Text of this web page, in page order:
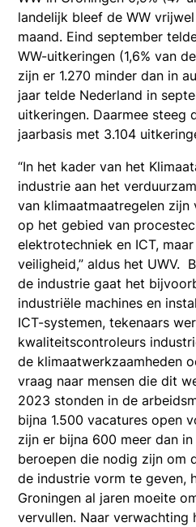
landelijk bleef de WW
maand. Eind september
WW-uitkeringen (1,6% van
zijn er 1.270 minder dan in
jaar telde Nederland in
uitkeringen. Daarmee steeg
jaarbasis met 3.104
“In het kader van het
industrie aan het
van klimaatmaatregelen zijn
op het gebied van
elektrotechniek en ICT,
veiligheid,” aldus het UWV.
de industrie gaat het
industriële machines en
ICT-systemen, tekenaars
kwaliteitscontroleurs
de klimaatwerkzaamheden
vraag naar mensen die dit
2023 stonden in de
bijna 1.500 vacatures open
zijn er bijna 600 meer dan
beroepen die nodig zijn om
de industrie vorm te geven,
Groningen al jaren moeite
vervullen. Naar verwachting